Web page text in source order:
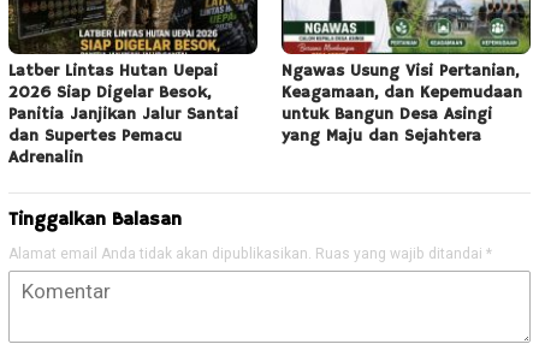
Latber Lintas Hutan Uepai
2026 Siap Digelar Besok,
Panitia Janjikan Jalur Santai
dan Supertes Pemacu
Adrenalin
Ngawas Usung Visi Pertanian,
Keagamaan, dan Kepemudaan
untuk Bangun Desa Asingi
yang Maju dan Sejahtera
Tinggalkan Balasan
Alamat email Anda tidak akan dipublikasikan. Ruas yang wajib ditandai *